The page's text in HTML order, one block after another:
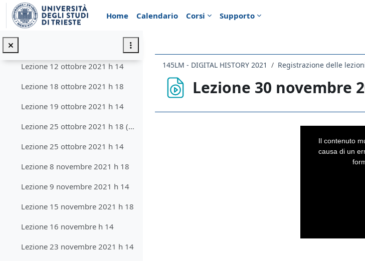
Vai al contenuto principale
Home
Calendario Corsi Supporto
Lezione 4 ottobre 2021
Lezione 5 ottobre 2021
Lezione 11 ottobre 2021 (sintesi, causa malfunzionamento Teams)
Lezione 12 ottobre 2021 h 14
Lezione 18 ottobre 2021 h 18
Lezione 19 ottobre 2021 h 14
Lezione 25 ottobre 2021 h 18 (sintesi a causa malfunzionamento di Teams)
Lezione 25 ottobre 2021 h 14
Lezione 8 novembre 2021 h 18
Lezione 9 novembre 2021 h 14
Lezione 15 novembre 2021 h 18
Lezione 16 novembre h 14
Lezione 23 novembre 2021 h 14
145LM - DIGITAL HISTORY 2021 Registrazione delle
Lezione 30 novembre
Il contenuto
causa di un